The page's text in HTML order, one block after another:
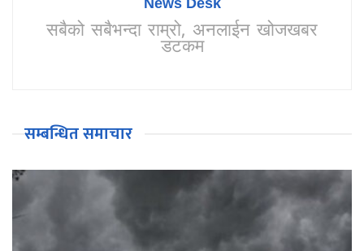
सबैको सबैभन्दा राम्रो, अनलाईन खोजखबर
डटकम
सम्बन्धित समाचार